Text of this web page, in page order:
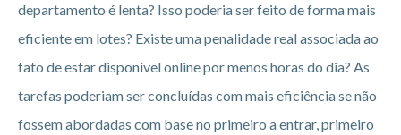
departamento é lenta? Isso poderia ser feito de forma mais
eficiente em lotes? Existe uma penalidade real associada ao
fato de estar disponível online por menos horas do dia? As
tarefas poderiam ser concluídas com mais eficiência se não
fossem abordadas com base no primeiro a entrar, primeiro